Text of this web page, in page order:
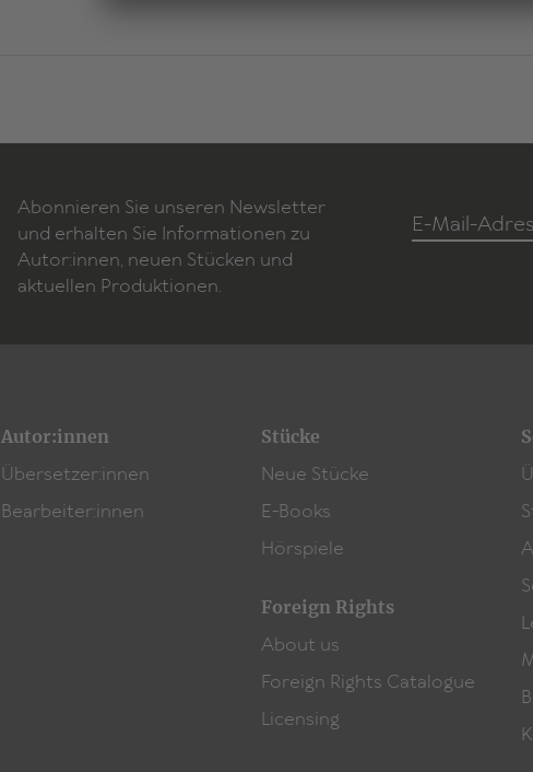
Abonnieren Sie unseren Newsletter
und erhalten Sie Informationen zu
Autor:innen, neuen Stücken und
aktuellen Produktionen.
E-Mail-
Autor:innen
Übersetzer:innen
Bearbeiter:innen
Stücke
Neue Stücke
E-Books
Hörspiele
Foreign Rights
About us
Foreign Rights Catalogue
Licensing